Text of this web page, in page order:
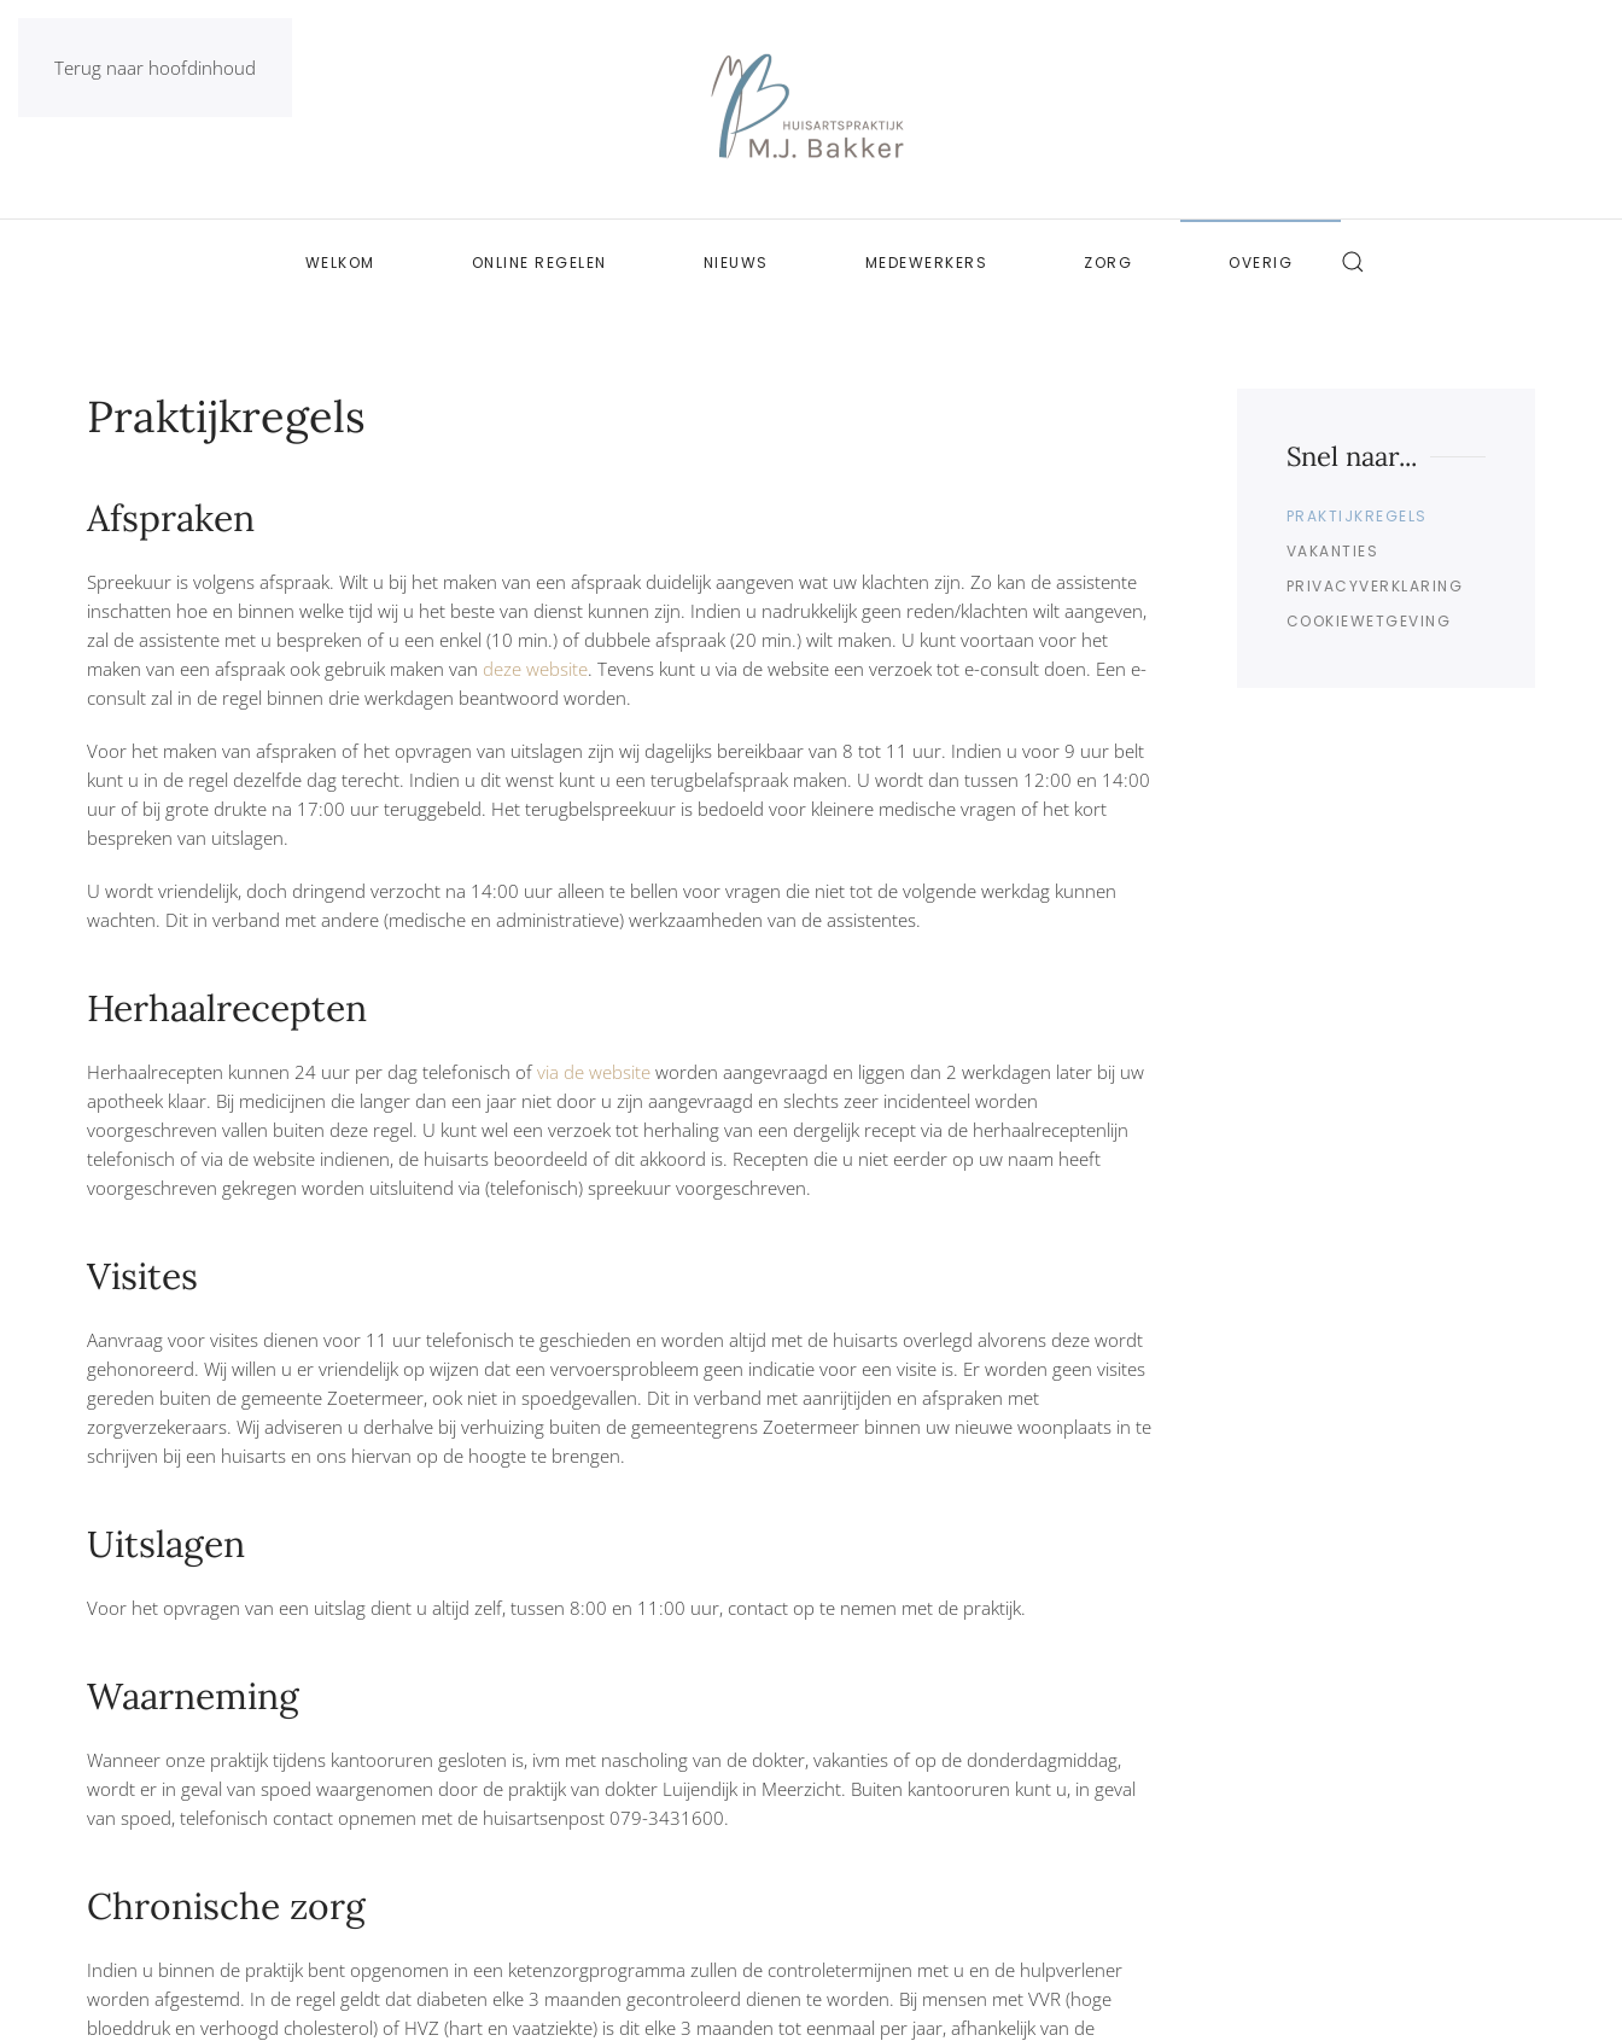
Terug naar hoofdinhoud
WELKOM ONLINE REGELEN NIEUWS MEDEWERKERS ZORG OVERIG
Praktijkregels
Afspraken
Spreekuur is volgens afspraak. Wilt u bij het maken van een afspraak duidelijk aangeven wat uw klachten zijn. Zo kan de assistente
inschatten hoe en binnen welke tijd wij u het beste van dienst kunnen zijn. Indien u nadrukkelijk geen reden/klachten wilt aangeven,
zal de assistente met u bespreken of u een enkel (10 min.) of dubbele afspraak (20 min.) wilt maken. U kunt voortaan voor het
maken van een afspraak ook gebruik maken van deze website. Tevens kunt u via de website een verzoek tot e-consult doen. Een e-
consult zal in de regel binnen drie werkdagen beantwoord worden.
Voor het maken van afspraken of het opvragen van uitslagen zijn wij dagelijks bereikbaar van 8 tot 11 uur. Indien u voor 9 uur belt
kunt u in de regel dezelfde dag terecht. Indien u dit wenst kunt u een terugbelafspraak maken. U wordt dan tussen 12:00 en 14:00
uur of bij grote drukte na 17:00 uur teruggebeld. Het terugbelspreekuur is bedoeld voor kleinere medische vragen of het kort
bespreken van uitslagen.
U wordt vriendelijk, doch dringend verzocht na 14:00 uur alleen te bellen voor vragen die niet tot de volgende werkdag kunnen
wachten. Dit in verband met andere (medische en administratieve) werkzaamheden van de assistentes.
Herhaalrecepten
Herhaalrecepten kunnen 24 uur per dag telefonisch ofvia de website worden aangevraagd en liggen dan 2 werkdagen later bij uw
apotheek klaar. Bij medicijnen die langer dan een jaar niet door u zijn aangevraagd en slechts zeer incidenteel worden
voorgeschreven vallen buiten deze regel. U kunt wel een verzoek tot herhaling van een dergelijk recept via de herhaalreceptenlijn
telefonisch of via de website indienen, de huisarts beoordeeld of dit akkoord is. Recepten die u niet eerder op uw naam heeft
voorgeschreven gekregen worden uitsluitend via (telefonisch) spreekuur voorgeschreven.
Visites
Aanvraag voor visites dienen voor 11 uur telefonisch te geschieden en worden altijd met de huisarts overlegd alvorens deze wordt
gehonoreerd. Wij willen u er vriendelijk op wijzen dat een vervoersprobleem geen indicatie voor een visite is. Er worden geen visites
gereden buiten de gemeente Zoetermeer, ook niet in spoedgevallen. Dit in verband met aanrijtijden en afspraken met
zorgverzekeraars. Wij adviseren u derhalve bij verhuizing buiten de gemeentegrens Zoetermeer binnen uw nieuwe woonplaats in te
schrijven bij een huisarts en ons hiervan op de hoogte te brengen.
Uitslagen
Voor het opvragen van een uitslag dient u altijd zelf, tussen 8:00 en 11:00 uur, contact op te nemen met de praktijk.
Waarneming
Wanneer onze praktijk tijdens kantooruren gesloten is, ivm met nascholing van de dokter, vakanties of op de donderdagmiddag,
wordt er in geval van spoed waargenomen door de praktijk van dokter Luijendijk in Meerzicht. Buiten kantooruren kunt u, in geval
van spoed, telefonisch contact opnemen met de huisartsenpost 079-3431600.
Chronische zorg
Indien u binnen de praktijk bent opgenomen in een ketenzorgprogramma zullen de controletermijnen met u en de hulpverlener
worden afgestemd. In de regel geldt dat diabeten elke 3 maanden gecontroleerd dienen te worden. Bij mensen met VVR (hoge
bloeddruk en verhoogd cholesterol) of HVZ (hart en vaatziekte) is dit elke 3 maanden tot eenmaal per jaar, afhankelijk van de
Snel naar...
PRAKTIJKREGELS
VAKANTIES
PRIVACYVERKLARING
COOKIEWETGEVING